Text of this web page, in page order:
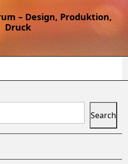
– Design, Produktion,
Druck
Search